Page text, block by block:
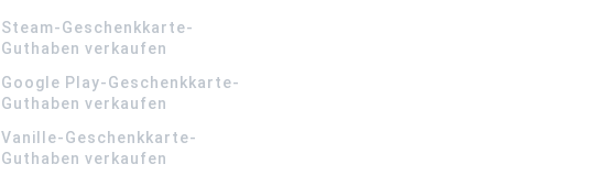
Steam-Geschenkkarte-
Guthaben verkaufen
Google Play-Geschenkkarte-
Guthaben verkaufen
Vanille-Geschenkkarte-
Guthaben verkaufen